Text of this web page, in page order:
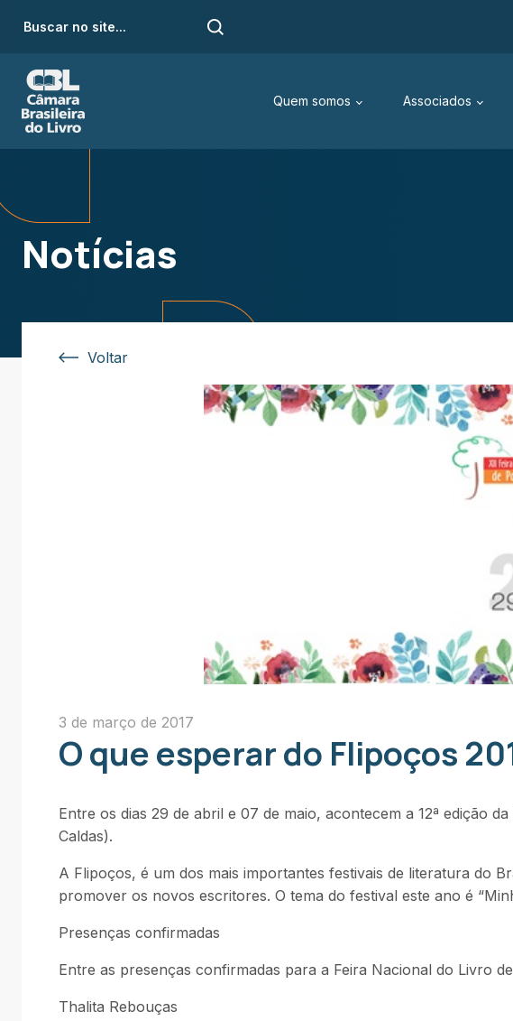
Quem somos Associados
Notícias
Voltar
3 de março de 2017
O que esperar do Flipoços
Entre os dias 29 de abril e 07 de maio, acontecem a 12ª edição
Caldas).
A Flipoços, é um dos mais importantes festivais de literatura do
promover os novos escritores. O tema do festival este ano é
Presenças confirmadas
Entre as presenças confirmadas para a Feira Nacional do Livro
Thalita Rebouças